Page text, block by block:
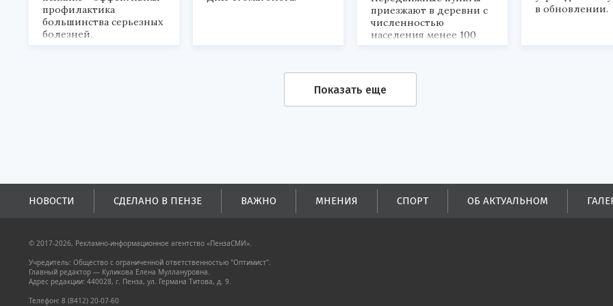
профилактика
большинства серьезных
болезней.
приезжают в деревни с
численностью
населения менее 100
человек.
в обновлении.
Показать еще
НОВОСТИ СДЕЛАНО В ПЕНЗЕ ВАЖНО МНЕНИЯ СПОРТ ОБ АКТУАЛЬНОМ
© 2017-2026, Рекламно-информационное агентство «ПензаСМИ».
Учредитель: Общество с ограниченной ответственностью "Оптимист".
Главный редактор — Куликова Елена Муллануровна.
Адрес редакции: 440028, г. Пенза, ул. Германа Титова, д. 9.
Телефон: 8 (8412) 20-07-60